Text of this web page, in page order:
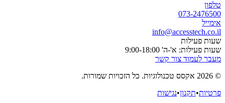
טלפון
073-2476500
אימייל
info@accesstech.co.il
שעות פעילות
שעות פעילות: א'-ה' 9:00-18:00
מעבר לעמוד צור קשר
© 2026 אקסס טכנולוגיות. כל הזכויות שמורות.
פרטיות•תקנון•נגישות